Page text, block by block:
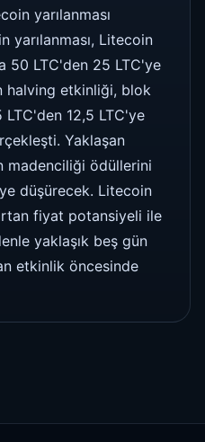
yarılanması
yarılanması, Litecoin
50 LTC'den 25 LTC'ye
halving etkinliği, blok
12,5 LTC'ye
Yaklaşan
madenciliği ödüllerini
düşürecek. Litecoin
fiyat potansiyeli ile
yaklaşık beş gün
etkinlik öncesinde